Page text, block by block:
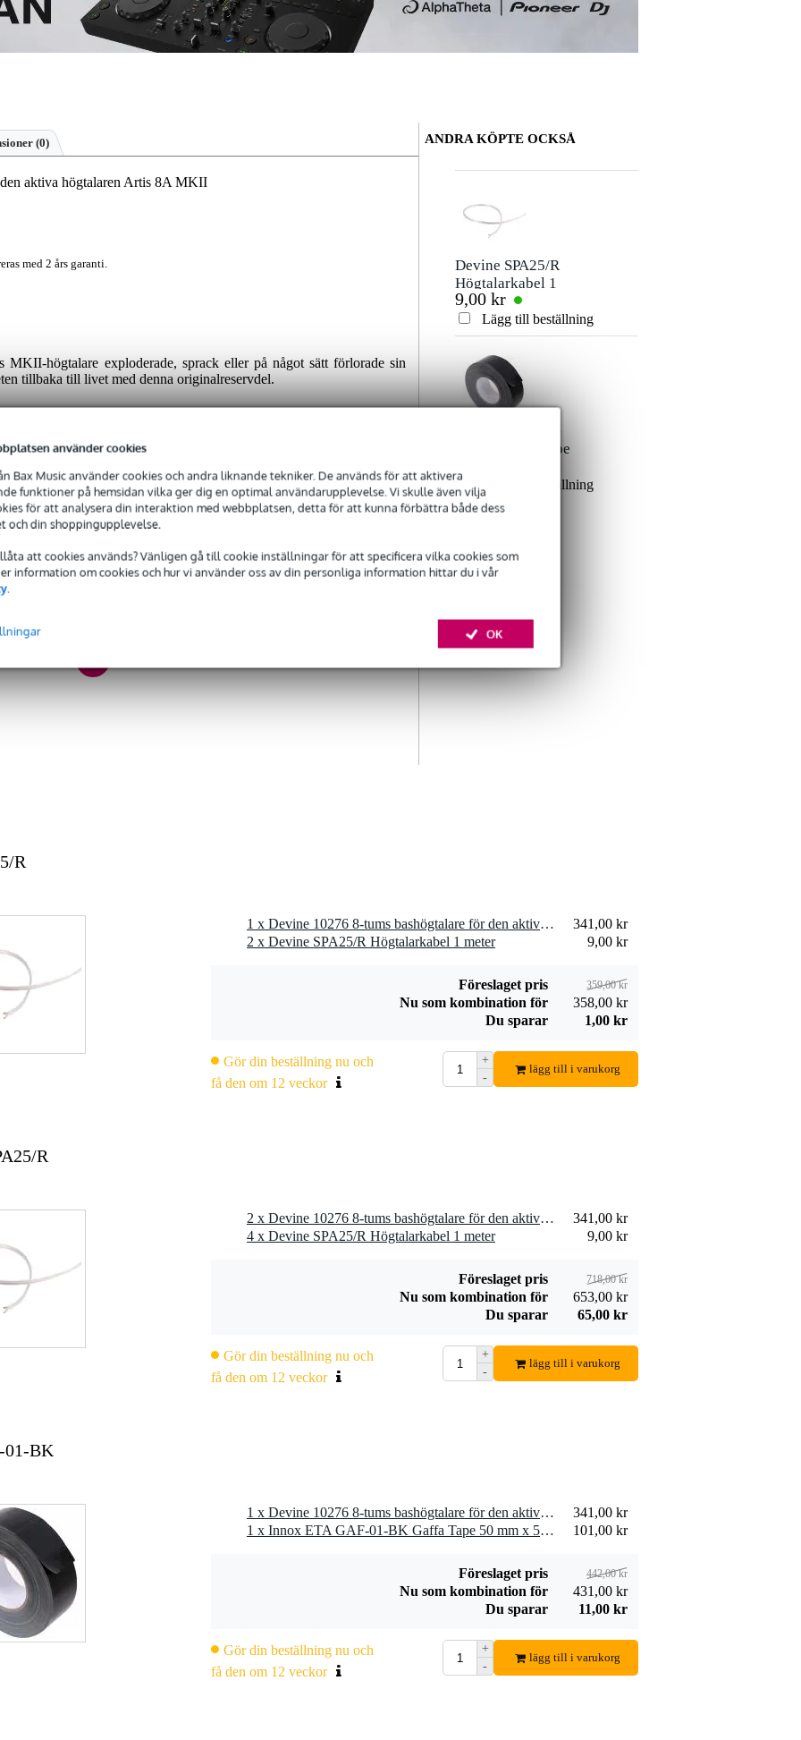
använder cookies
Bax Music använder cookies och andra liknande tekniker. De används för att aktivera
funktioner på hemsidan vilka ger dig en optimal användarupplevelse. Vi skulle även vilja
för att analysera din interaktion med webbplatsen, detta för att kunna förbättra både dess
och din shoppingupplevelse.
att cookies används? Vänligen gå till cookie inställningar för att specificera vilka cookies som
information om cookies och hur vi använder oss av din personliga information hittar du i vår
.
OK
(0)
aktiva högtalaren Artis 8A MKII
med 2 års garanti.
högtalare exploderade, sprack eller på något sätt förlorade sin
tillbaka till livet med denna originalreservdel.
specified
- 199 Watt
ANDRA KÖPTE OCKSÅ
Devine SPA25/R
Högtalarkabel 1
meter
9,00 kr
Lägg till beställning
01-BK Gaffa Tape
Lägg till beställning
R
1 x Devine 10276 8-tums bashögtalare för den aktiva högtalaren Artis 8A MKII
341,00 kr
2 x Devine SPA25/R Högtalarkabel 1 meter
9,00 kr
Föreslaget pris 359,00 kr
Nu som kombination för
358,00 kr
Du sparar
1,00 kr
Gör din beställning nu och
få den om 12 veckor
+
-
lägg till i varukorg
R
2 x Devine 10276 8-tums bashögtalare för den aktiva högtalaren Artis 8A MKII
341,00 kr
4 x Devine SPA25/R Högtalarkabel 1 meter
9,00 kr
Föreslaget pris 718,00 kr
Nu som kombination för
653,00 kr
Du sparar
65,00 kr
Gör din beställning nu och
få den om 12 veckor
+
-
lägg till i varukorg
01-BK
1 x Devine 10276 8-tums bashögtalare för den aktiva högtalaren Artis 8A MKII
341,00 kr
1 x Innox ETA GAF-01-BK Gaffa Tape 50 mm x 50 m svart
101,00 kr
Föreslaget pris 442,00 kr
Nu som kombination för
431,00 kr
Du sparar
11,00 kr
Gör din beställning nu och
få den om 12 veckor
+
-
lägg till i varukorg